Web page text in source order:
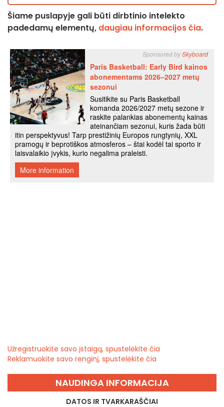
Šiame puslapyje gali būti dirbtinio intelekto
padedamų elementų, daugiau informacijos čia.
Užregistruokite savo įstaigą, spustelėkite čia
Reklamuokite savo renginį, spustelėkite čia
NAUDINGA INFORMACIJA
DATOS IR TVARKARAŠČIAI